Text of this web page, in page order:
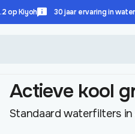
op Kiyoh 30 jaar ervaring in
Actieve kool
Standaard waterfilters